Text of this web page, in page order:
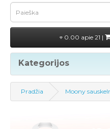
0.00 apie 21 |
Kategorijos
Pradžia Moony